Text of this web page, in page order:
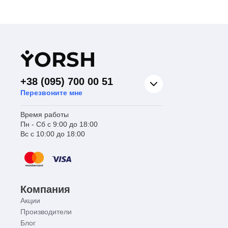
YORSH
+38 (095) 700 00 51
Перезвоните мне
Время работы
Пн - Сб с 9:00 до 18:00
Вс с 10:00 до 18:00
Компания
Акции
Производители
Блог